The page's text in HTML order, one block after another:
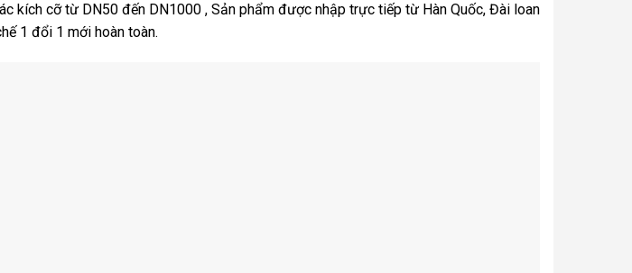
kích cỡ từ DN50 đến DN1000 , Sản phẩm được nhập trực tiếp từ Hàn Quốc, Đài loan
1 đổi 1 mới hoàn toàn.